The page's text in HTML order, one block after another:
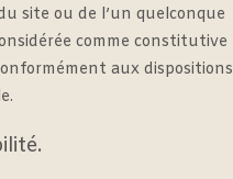
site ou de l’un quelconque
comme constitutive
aux dispositions